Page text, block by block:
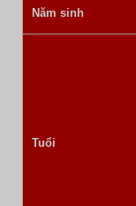
Năm sinh
Tuổi